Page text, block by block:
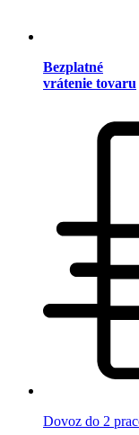
Bezplatné
vrátenie tovaru
Dovoz do 2